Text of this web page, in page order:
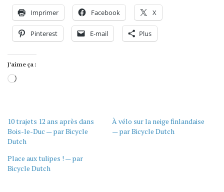
Imprimer Facebook X
Pinterest E-mail Plus
J’aime ça :
Chargement…
10 trajets 12 ans après dans
Bois-le-Duc — par Bicycle
Dutch
À vélo sur la neige finlandaise
— par Bicycle Dutch
Place aux tulipes ! — par
Bicycle Dutch